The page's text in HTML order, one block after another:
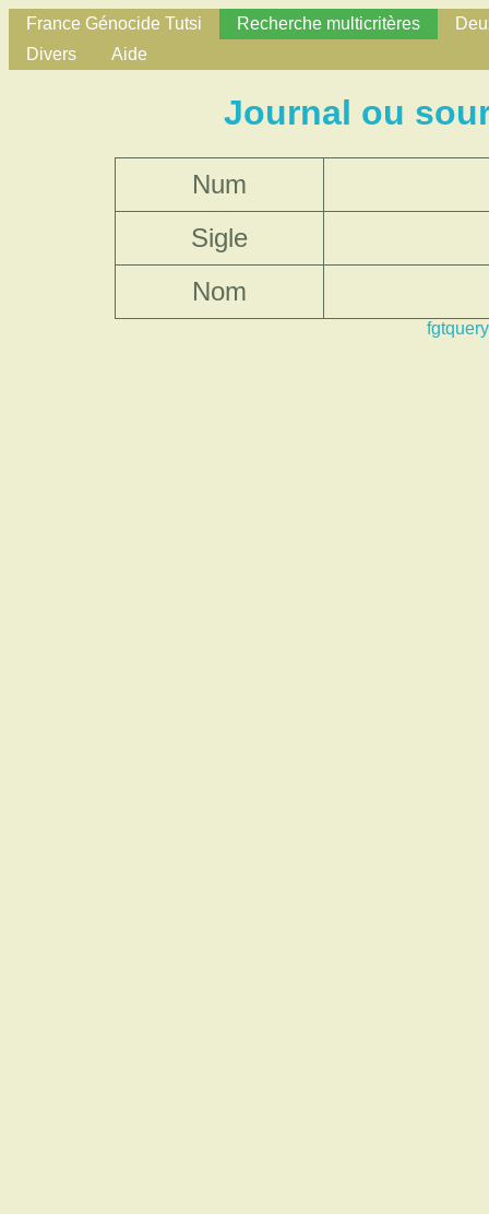
France Génocide Tutsi Recherche multicritères
Divers
Aide
Journal ou
Num
Sigle
Nom